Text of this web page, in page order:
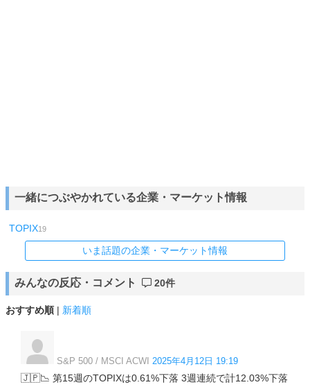
一緒につぶやかれている企業・マーケット情報
TOPIX19
いま話題の企業・マーケット情報
みんなの反応・コメント 20件
おすすめ順 | 新着順
S&P 500 / MSCI ACWI 2025年4月12日 19:19
🇯🇵📉 第15週のTOPIXは0.61%下落 3週連続で計12.03%下落